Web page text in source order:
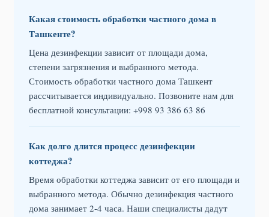
Какая стоимость обработки частного дома в
Ташкенте?
Цена дезинфекции зависит от площади дома,
степени загрязнения и выбранного метода.
Стоимость обработки частного дома Ташкент
рассчитывается индивидуально. Позвоните нам для
бесплатной консультации: +998 93 386 63 86
Как долго длится процесс дезинфекции
коттеджа?
Время обработки коттеджа зависит от его площади и
выбранного метода. Обычно дезинфекция частного
дома занимает 2-4 часа. Наши специалисты дадут